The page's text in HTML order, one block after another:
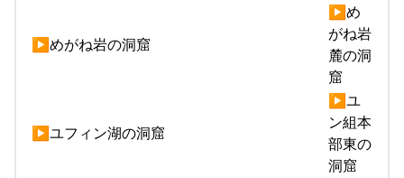
▶めがね岩の洞窟
▶め
がね岩
麓の洞
窟
▶ユフィン湖の洞窟
▶ユ
ン組本
部東の
洞窟